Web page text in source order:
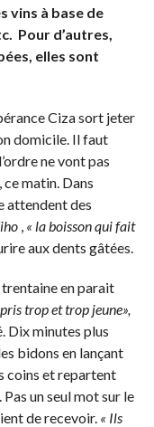
vins à base de
Pour d’autres,
elles sont
Ciza sort jeter
domicile. Il faut
ne vont pas
matin. Dans
attendent des
,« la boisson qui fait
aux dents gâtées.
en parait
trop et trop jeune»,
Dix minutes plus
bidons en lançant
coins et repartent
un seul mot sur le
de recevoir. « Ils